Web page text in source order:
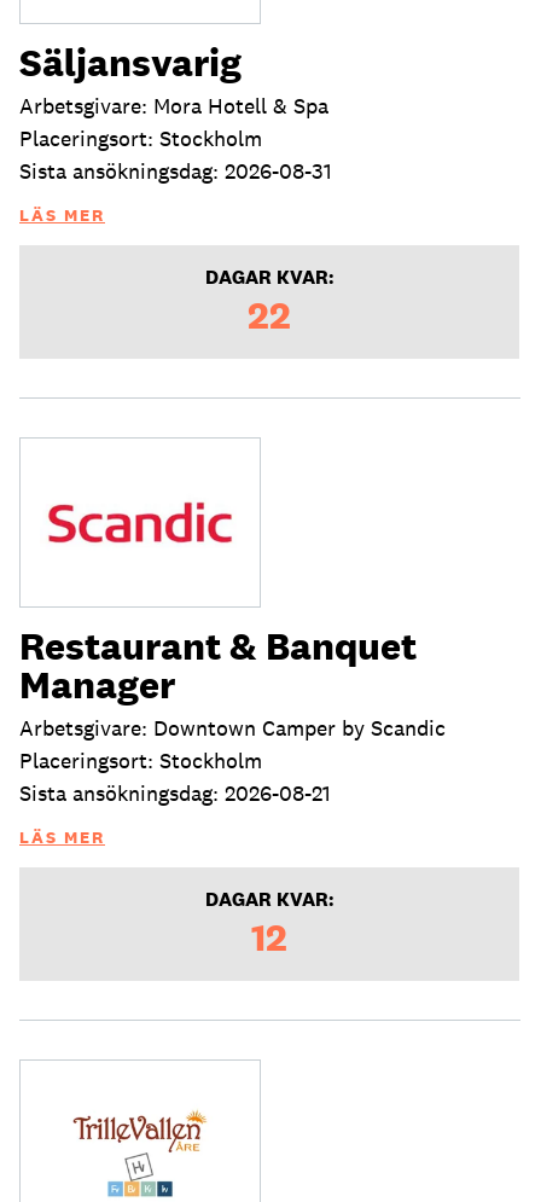
Säljansvarig
Arbetsgivare: Mora Hotell & Spa
Placeringsort: Stockholm
Sista ansökningsdag: 2026-08-31
LÄS MER
DAGAR KVAR:
22
Restaurant & Banquet
Manager
Arbetsgivare: Downtown Camper by Scandic
Placeringsort: Stockholm
Sista ansökningsdag: 2026-08-21
LÄS MER
DAGAR KVAR:
12